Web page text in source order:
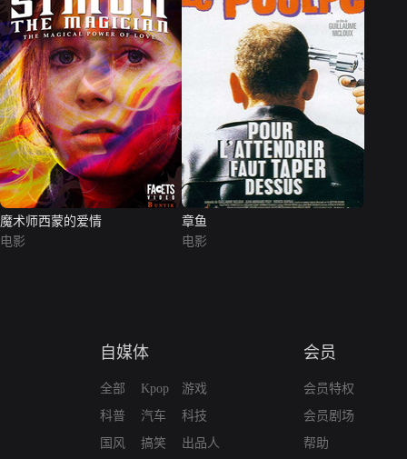
魔术师西蒙的爱情
电影
章鱼
电影
自媒体
全部
科普
国风
Kpop
汽车
搞笑
游戏
科技
出品人
会员
会员特权
会员剧场
帮助